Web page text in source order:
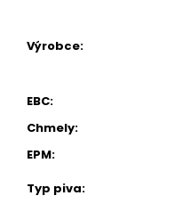
Výrobce:
EBC:
Chmely:
EPM:
Typ piva: